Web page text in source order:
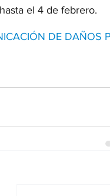
el 4 de febrero.
DE DAÑOS